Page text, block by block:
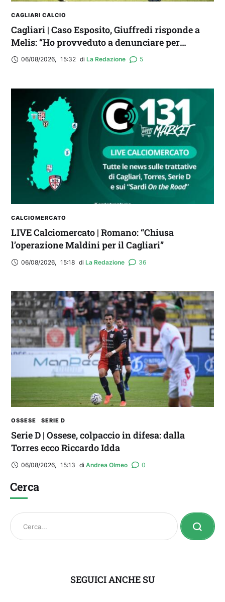
CAGLIARI CALCIO
Cagliari | Caso Esposito, Giuffredi risponde a
Melis: “Ho provveduto a denunciare per
diffamazione aggravata”
06/08/2026, 15:32 di La Redazione 5
CALCIOMERCATO
LIVE Calciomercato | Romano: “Chiusa
l’operazione Maldini per il Cagliari”
06/08/2026, 15:18 di La Redazione 36
OSSESE SERIE D
Serie D | Ossese, colpaccio in difesa: dalla
Torres ecco Riccardo Idda
06/08/2026, 15:13 di Andrea Olmeo 0
Cerca
SEGUICI ANCHE SU